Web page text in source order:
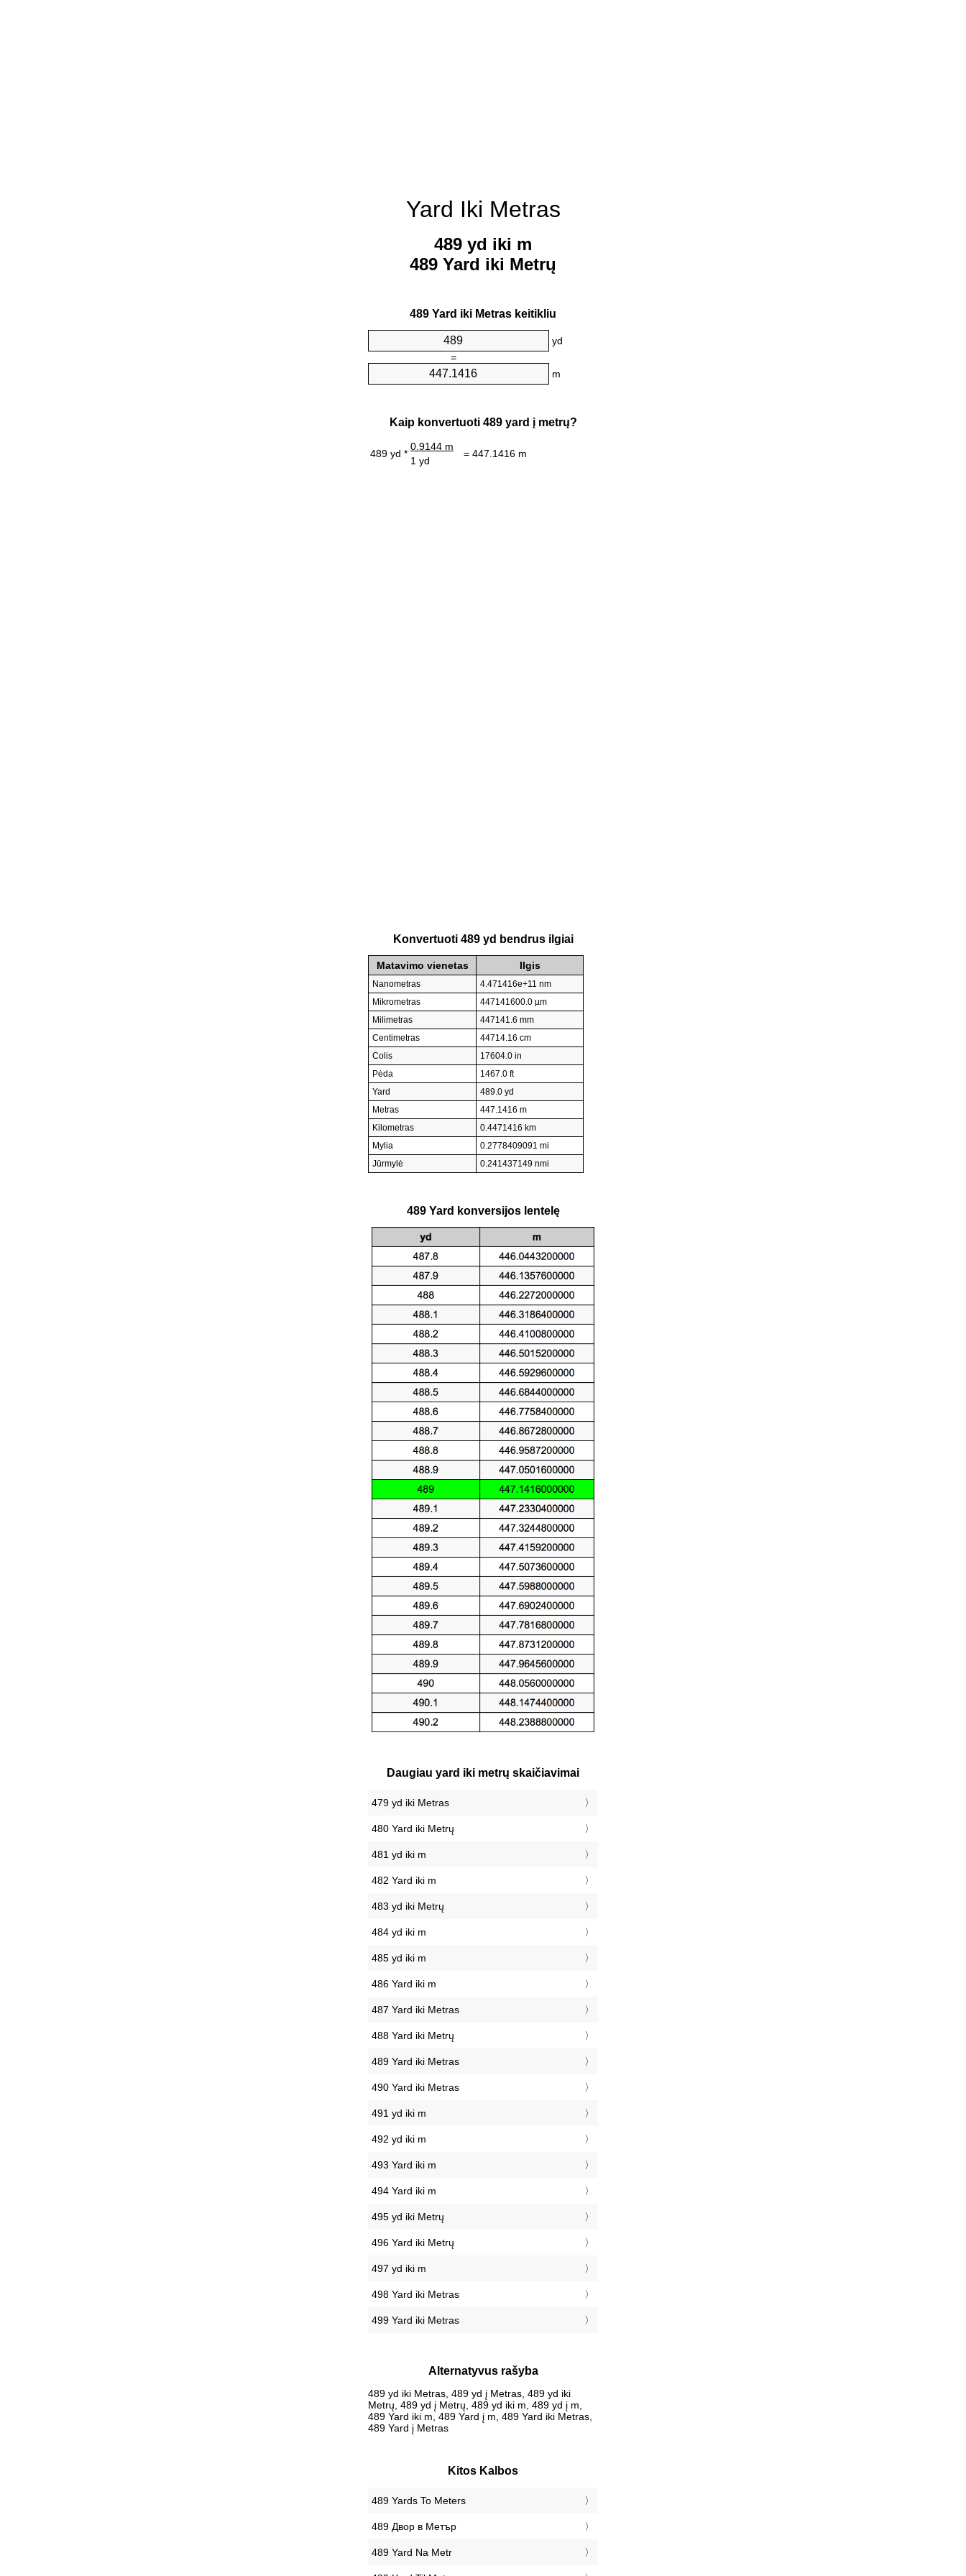
Yard Iki Metras
489 yd iki m
489 Yard iki Metrų
489 Yard iki Metras keitikliu
yd
=
m
Kaip konvertuoti 489 yard į metrų?
489 yd *
0.9144 m
= 447.1416 m
1 yd
Konvertuoti 489 yd bendrus ilgiai
Matavimo vienetas Ilgis
Nanometras
4.471416e+11 nm
Mikrometras
447141600.0 µm
Milimetras
447141.6 mm
Centimetras
44714.16 cm
Colis
17604.0 in
Pėda
1467.0 ft
Yard
489.0 yd
Metras
447.1416 m
Kilometras
0.4471416 km
Mylia
0.2778409091 mi
Jūrmylė
0.241437149 nmi
489 Yard konversijos lentelę
Daugiau yard iki metrų skaičiavimai
479 yd iki Metras
480 Yard iki Metrų
481 yd iki m
482 Yard iki m
483 yd iki Metrų
484 yd iki m
485 yd iki m
486 Yard iki m
487 Yard iki Metras
488 Yard iki Metrų
489 Yard iki Metras
490 Yard iki Metras
491 yd iki m
492 yd iki m
493 Yard iki m
494 Yard iki m
495 yd iki Metrų
496 Yard iki Metrų
497 yd iki m
498 Yard iki Metras
499 Yard iki Metras
Alternatyvus rašyba
489 yd iki Metras, 489 yd į Metras, 489 yd iki
Metrų, 489 yd į Metrų, 489 yd iki m, 489 yd į m,
489 Yard iki m, 489 Yard į m, 489 Yard iki Metras,
489 Yard į Metras
Kitos Kalbos
‎489 Yards To Meters
‎489 Двор в Метър
‎489 Yard Na Metr